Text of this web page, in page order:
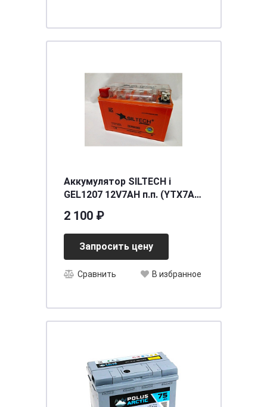
Аккумулятор SILTECH i
GEL1207 12V7AH п.п. (YTX7A-
[д150ш87в94/100]
2 100 ₽
Запросить цену
Сравнить В избранное